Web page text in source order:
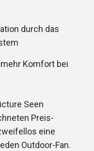
durch das
Komfort bei
Seen
Preis-
eine
Outdoor-Fan.